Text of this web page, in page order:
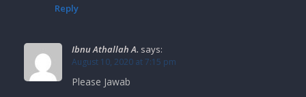
Reply
Ibnu Athallah A. says:
August 10, 2020 at 7:15 pm
Please Jawab